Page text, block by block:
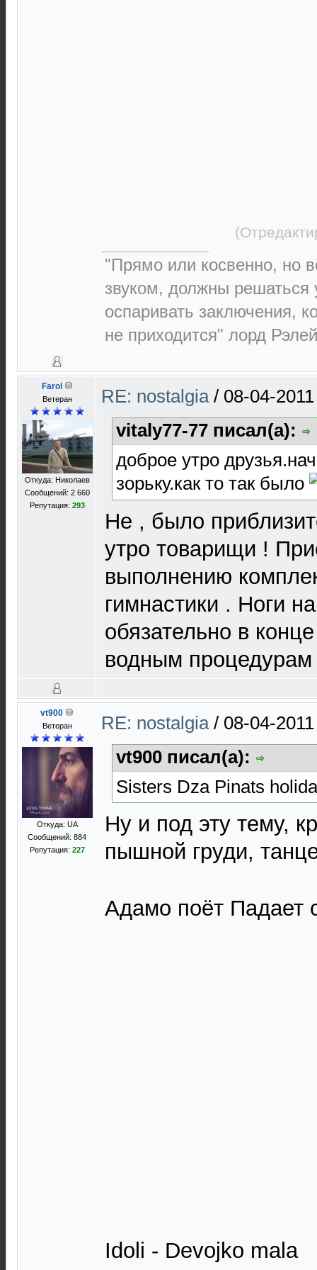
"Прямо или косвенно, но
звуком, должны решаться
оспаривать заключения,
не приходится" лорд
Farol
Ветеран
Откуда: Николаев
Сообщений: 2 660
Репутация: 293
RE: nostalgia / 08-04-
vitaly77-77 писал(а):
доброе утро
зорьку.как то так было
Не , было
утро товарищи !
выполнению
гимнастики . Ноги
обязательно в
водным процедурам
vt900
Ветеран
Откуда: UA
Сообщений: 884
Репутация: 227
RE: nostalgia / 08-04-
vt900 писал(а):
Sisters Dza Pinats
Ну и под эту тему,
пышной груди,
Адамо поёт Падает
Idoli - Devojko mala